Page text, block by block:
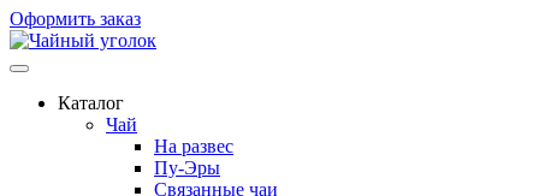
Оформить заказ
Каталог
Чай
На развес
Пу-Эры
Связанные чаи